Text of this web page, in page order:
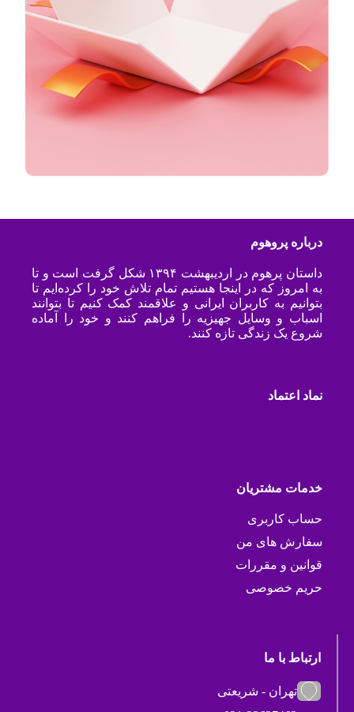
درباره پروهوم
داستان پرهوم در اردیبهشت ۱۳۹۴ شکل گرفت است و تا
به امروز که در اینجا هستیم تمام تلاش خود را کرده‌ایم تا
بتوانیم به کاربران ایرانی و علاقمند کمک کنیم تا بتوانند
اسباب و وسایل جهیزیه را فراهم کنند و خود را آماده
شروع یک زندگی تازه کنند.
نماد اعتماد
خدمات مشتریان
حساب کاربری
سفارش های من
قوانین و مقررات
حریم خصوصی
ارتباط با ما
تهران - شریعتی